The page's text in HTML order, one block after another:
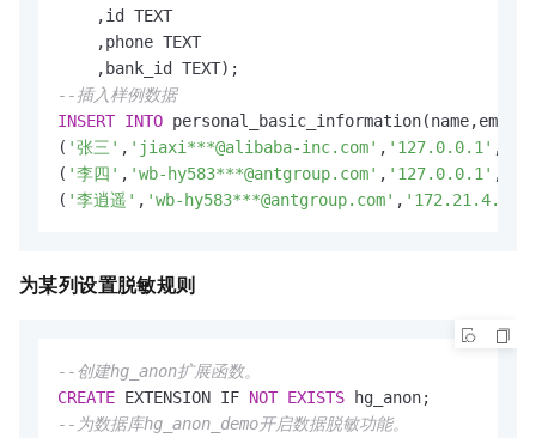
    ,id TEXT
    ,phone TEXT
--插入样例数据
INSERT INTO
( '张三' , 'jiaxi***@alibaba-inc.com' , '127.0.0.1' ,
( '李四' , 'wb-hy583***@antgroup.com' , '127.0.0.1' ,
( '李逍遥' , 'wb-hy583***@antgroup.com' ,
为某列设置脱敏规则
--创建hg_anon扩展函数。
CREATE EXTENSION IF NOT EXISTS
--为数据库hg_anon_demo开启数据脱敏功能。